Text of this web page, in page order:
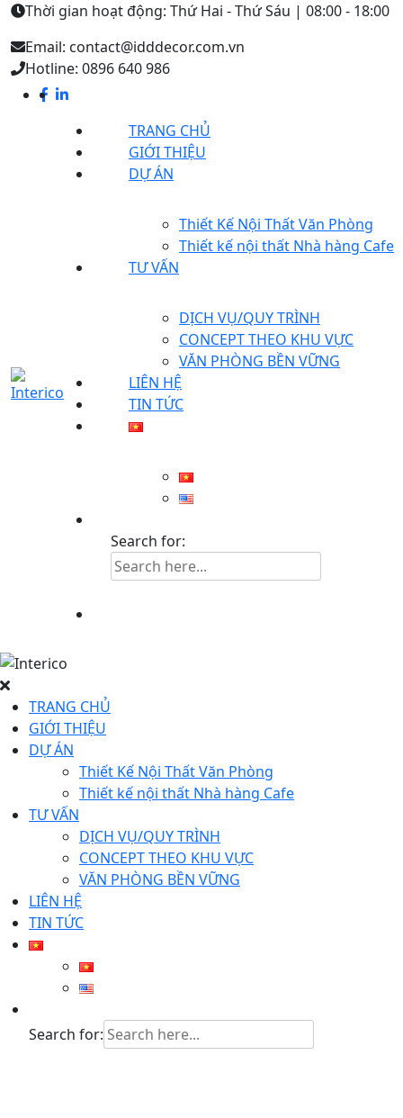
Thời gian hoạt động: Thứ Hai - Thứ Sáu | 08:00 - 18:00
Email: contact@idddecor.com.vn
Hotline: 0896 640 986
TRANG CHỦ
GIỚI THIỆU
DỰ ÁN
Thiết Kế Nội Thất Văn Phòng
Thiết kế nội thất Nhà hàng Cafe
TƯ VẤN
DỊCH VỤ/QUY TRÌNH
CONCEPT THEO KHU VỰC
VĂN PHÒNG BỀN VỮNG
LIÊN HỆ
TIN TỨC
Search for:
TRANG CHỦ
GIỚI THIỆU
DỰ ÁN
Thiết Kế Nội Thất Văn Phòng
Thiết kế nội thất Nhà hàng Cafe
TƯ VẤN
DỊCH VỤ/QUY TRÌNH
CONCEPT THEO KHU VỰC
VĂN PHÒNG BỀN VỮNG
LIÊN HỆ
TIN TỨC
Search for: